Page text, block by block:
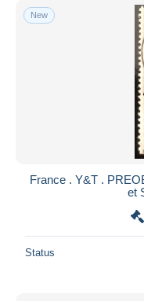
New
France . Y&T .
et
Status